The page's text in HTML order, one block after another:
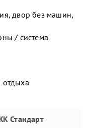
двор без машин,
/ система
отдыха
Стандарт